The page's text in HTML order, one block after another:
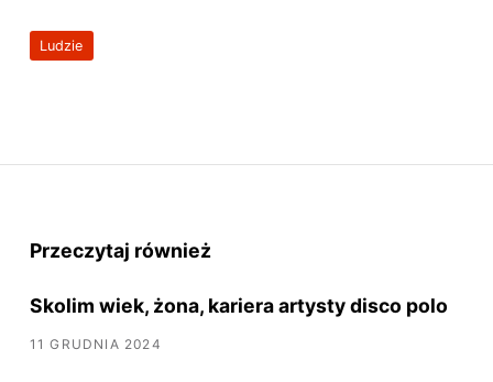
Ludzie
Przeczytaj również
Skolim wiek, żona, kariera artysty disco polo
11 GRUDNIA 2024